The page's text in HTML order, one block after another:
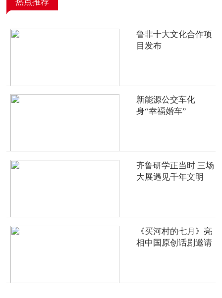
鲁非十大文化合作项
目发布
新能源公交车化
身“幸福婚车”
齐鲁研学正当时 三场
大展遇见千年文明
《买河村的七月》亮
相中国原创话剧邀请